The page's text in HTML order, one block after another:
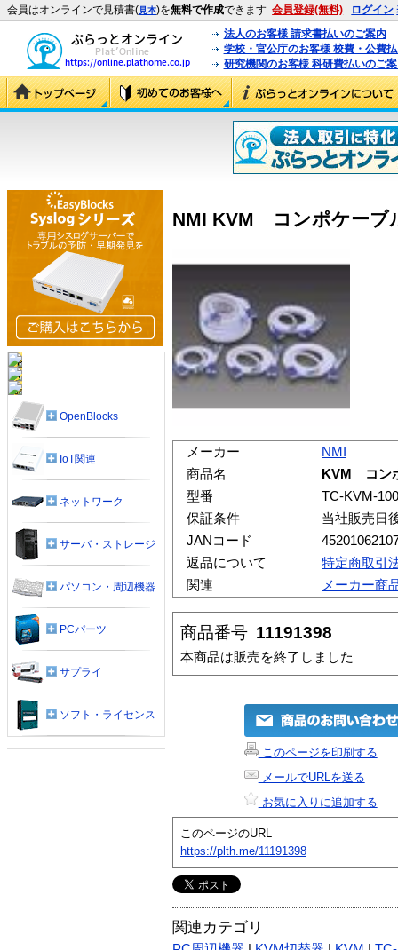
会員はオンラインで見積書(見本)を無料で作成できます 会員登録(無料) ログイン
法人のお客様 請求書払いのご案内
学校・官公庁のお客様 校費・公費
研究機関のお客様 科研費払いのご
NMI KVM コンポケーブ
メーカー
NMI
商品名
KVM コン
型番
TC-KVM-
保証条件
当社販売日
JANコード
返品について
特定商取引
関連
メーカー商
商品番号 11191398
本商品は販売を終了しました
このページを印刷する
メールでURLを送る
お気に入りに追加する
このページのURL
https://plth.me/11191398
関連カテゴリ
OpenBlocks
IoT関連
ネットワーク
サーバ・ストレージ
パソコン・周辺機器
PCパーツ
サプライ
ソフト・ライセンス